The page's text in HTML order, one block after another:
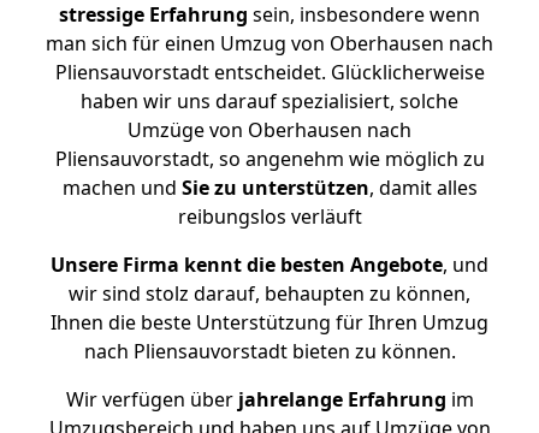
stressige Erfahrung sein, insbesondere wenn
man sich für einen Umzug von Oberhausen nach
Pliensauvorstadt entscheidet. Glücklicherweise
haben wir uns darauf spezialisiert, solche
Umzüge von Oberhausen nach
Pliensauvorstadt, so angenehm wie möglich zu
machen und Sie zu unterstützen, damit alles
reibungslos verläuft
Unsere Firma kennt die besten Angebote, und
wir sind stolz darauf, behaupten zu können,
Ihnen die beste Unterstützung für Ihren Umzug
nach Pliensauvorstadt bieten zu können.
Wir verfügen überjahrelange Erfahrung im